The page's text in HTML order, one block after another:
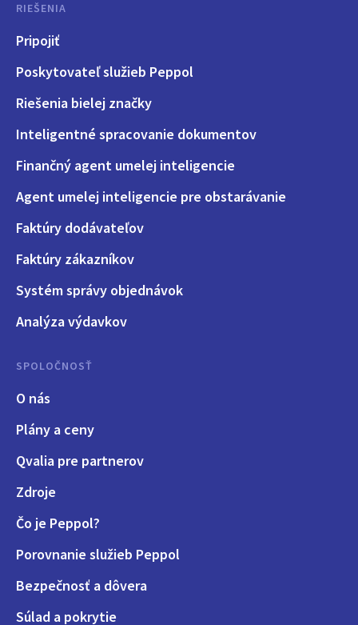
RIEŠENIA
Pripojiť
Poskytovateľ služieb Peppol
Riešenia bielej značky
Inteligentné spracovanie dokumentov
Finančný agent umelej inteligencie
Agent umelej inteligencie pre obstarávanie
Faktúry dodávateľov
Faktúry zákazníkov
Systém správy objednávok
Analýza výdavkov
SPOLOČNOSŤ
O nás
Plány a ceny
Qvalia pre partnerov
Zdroje
Čo je Peppol?
Porovnanie služieb Peppol
Bezpečnosť a dôvera
Súlad a pokrytie